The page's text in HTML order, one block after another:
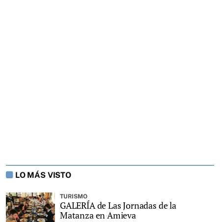
LO MÁS VISTO
TURISMO
GALERÍA de Las Jornadas de la
Matanza en Amieva